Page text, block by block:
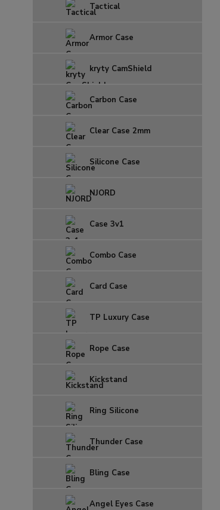
Tactical
Armor Case
kryty CamShield
Carbon Case
Clear Case 2mm
Silicone Case
NJORD
Case 3v1
Combo Case
Card Case
TP Luxury Case
Rope Case
Kickstand
Ring Silicone
Thunder Case
Bling Case
Angel Eyes Case